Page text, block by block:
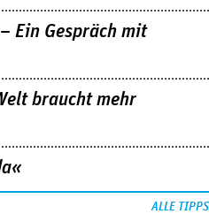
Ein Gespräch mit
braucht mehr
ALLE TIPPS